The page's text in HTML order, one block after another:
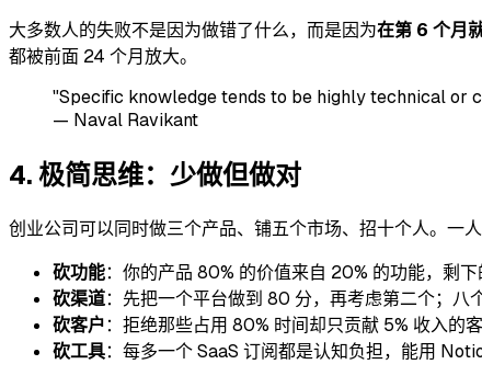
大多数人的失败不是因为做错了什么，而是因为在第 6 个月
都被前面 24 个月放大。
"Specific knowledge tends to be highly technical or
— Naval Ravikant
4. 极简思维：少做但做对
创业公司可以同时做三个产品、铺五个市场、招十个人。一
砍功能：你的产品 80% 的价值来自 20% 的功能，剩
砍渠道：先把一个平台做到 80 分，再考虑第二个；八
砍客户：拒绝那些占用 80% 时间却只贡献 5% 收入的
砍工具：每多一个 SaaS 订阅都是认知负担，能用